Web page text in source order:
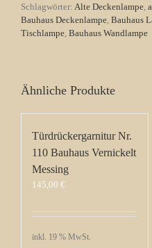
Schlagwörter: Alte Deckenlampe
Bauhaus Deckenlampe Bauhaus
Tischlampe Bauhaus Wandlampe
Ähnliche Produkte
Türdrückergarnitur Nr.
110 Bauhaus Vernickelt
Messing
145,00 €
inkl. 19 % MwSt.